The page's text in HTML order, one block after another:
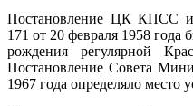
Постановление ЦК КПСС
171 от 20 февраля 1958 года
рождения регулярной
Постановление Совета
1967 года определяло место